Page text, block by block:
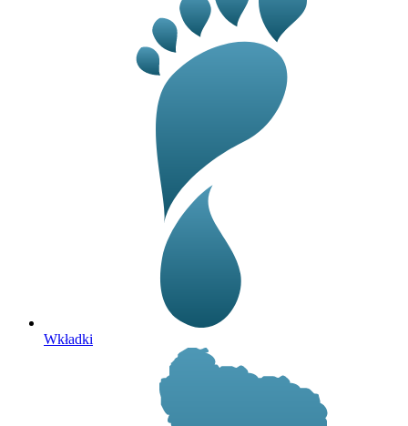
Wkładki